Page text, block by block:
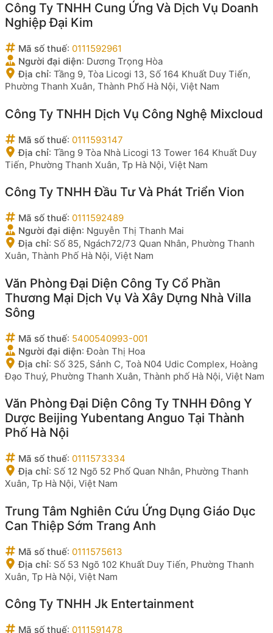
Công Ty TNHH Cung Ứng Và Dịch Vụ Doanh
Nghiệp Đại Kim
Mã số thuế: 0111592961
Người đại diện: Dương Trọng Hòa
Địa chỉ: Tầng 9, Tòa Licogi 13, Số 164 Khuất Duy Tiến,
Phường Thanh Xuân, Thành Phố Hà Nội, Việt Nam
Công Ty TNHH Dịch Vụ Công Nghệ Mixcloud
Mã số thuế: 0111593147
Địa chỉ: Tầng 9 Tòa Nhà Licogi 13 Tower 164 Khuất Duy
Tiến, Phường Thanh Xuân, Tp Hà Nội, Việt Nam
Công Ty TNHH Đầu Tư Và Phát Triển Vion
Mã số thuế: 0111592489
Người đại diện: Nguyễn Thị Thanh Mai
Địa chỉ: Số 85, Ngách72/73 Quan Nhân, Phường Thanh
Xuân, Thành Phố Hà Nội, Việt Nam
Văn Phòng Đại Diện Công Ty Cổ Phần
Thương Mại Dịch Vụ Và Xây Dựng Nhà Villa
Sông
Mã số thuế: 5400540993-001
Người đại diện:Đoàn Thị Hoa
Địa chỉ: Số 325, Sảnh C, Toà N04 Udic Complex, Hoàng
Đạo Thuý, Phường Thanh Xuân, Thành phố Hà Nội, Việt Nam
Văn Phòng Đại Diện Công Ty TNHH Đông Y
Dược Beijing Yubentang Anguo Tại Thành
Phố Hà Nội
Mã số thuế: 0111573334
Địa chỉ: Số 12 Ngõ 52 Phố Quan Nhân, Phường Thanh
Xuân, Tp Hà Nội, Việt Nam
Trung Tâm Nghiên Cứu Ứng Dụng Giáo Dục
Can Thiệp Sớm Trang Anh
Mã số thuế: 0111575613
Địa chỉ: Số 53 Ngõ 102 Khuất Duy Tiến, Phường Thanh
Xuân, Tp Hà Nội, Việt Nam
Công Ty TNHH Jk Entertainment
Mã số thuế: 0111591478